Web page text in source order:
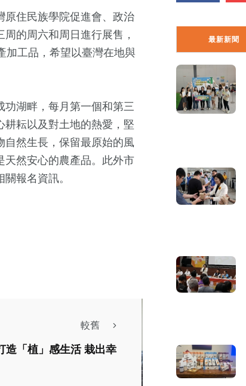
原住民族學院促進會、政治
的周六和周日進行展售，
加工品，希望以臺灣在地與
功湖畔，每月第一個和第三
耘以及對土地的熱愛，堅
自然生長，保留最原始的風
天然安心的農產品。此外市
報名資訊。
較舊
造「植」感生活 栽出幸
最新新聞